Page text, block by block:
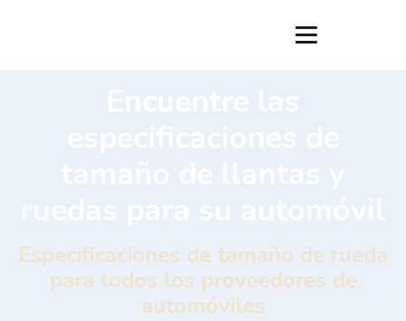
Especificaciones de tamaño de rueda
para todos los proveedores de
automóviles